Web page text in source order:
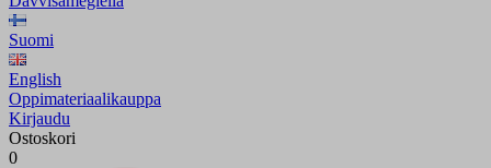
Suomi
English
Oppimateriaalikauppa
Kirjaudu
Ostoskori
0